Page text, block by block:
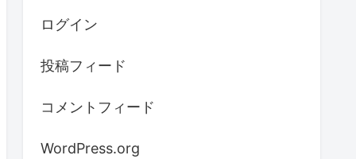
ログイン
投稿フィード
コメントフィード
WordPress.org